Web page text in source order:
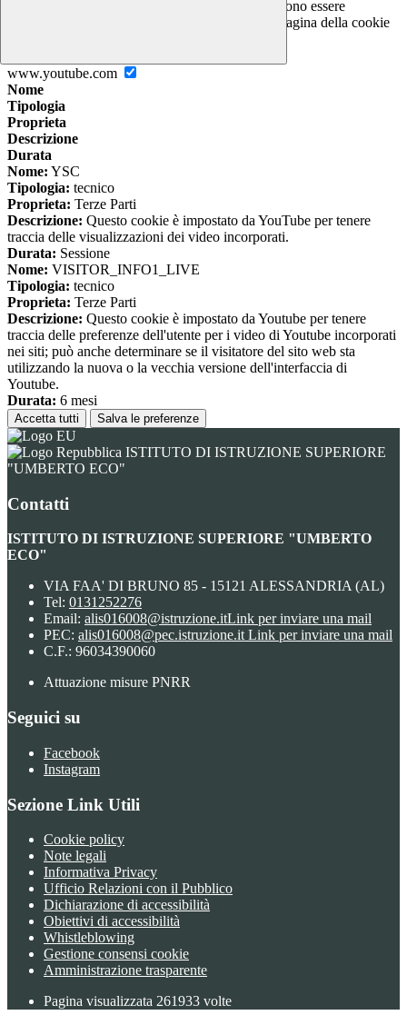
I cookie necessari per il funzionamento non possono essere
disabilitati. È possibile consultare l'elenco nella pagina della cookie
www.youtube.com
Nome
Tipologia
Proprieta
Descrizione
Durata
Nome: YSC
Tipologia: tecnico
Proprieta: Terze Parti
Descrizione: Questo cookie è impostato da YouTube per tenere
traccia delle visualizzazioni dei video incorporati.
Durata: Sessione
Nome: VISITOR_INFO1_LIVE
Tipologia: tecnico
Proprieta: Terze Parti
Descrizione: Questo cookie è impostato da Youtube per tenere
traccia delle preferenze dell'utente per i video di Youtube incorporati
nei siti; può anche determinare se il visitatore del sito web sta
utilizzando la nuova o la vecchia versione dell'interfaccia di
Youtube.
Durata: 6 mesi
Accetta tutti Salva le preferenze
ISTITUTO DI ISTRUZIONE SUPERIORE
"UMBERTO ECO"
Contatti
ISTITUTO DI ISTRUZIONE SUPERIORE "UMBERTO
ECO"
VIA FAA' DI BRUNO 85 - 15121 ALESSANDRIA (AL)
Tel: 0131252276
Email: alis016008@istruzione.itLink per inviare una mail
PEC: alis016008@pec.istruzione.it Link per inviare una mail
C.F.: 96034390060
Attuazione misure PNRR
Seguici su
Facebook
Instagram
Sezione Link Utili
Cookie policy
Note legali
Informativa Privacy
Ufficio Relazioni con il Pubblico
Dichiarazione di accessibilità
Obiettivi di accessibilità
Whistleblowing
Gestione consensi cookie
Amministrazione trasparente
Pagina visualizzata 261933 volte